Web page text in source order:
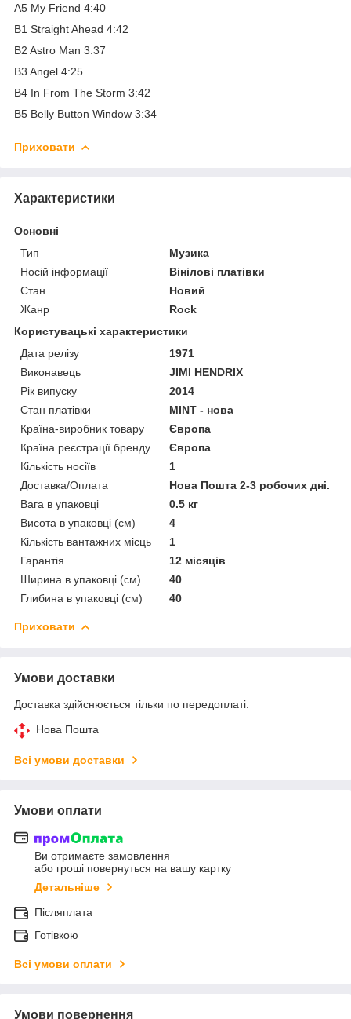
A5 My Friend 4:40
B1 Straight Ahead 4:42
B2 Astro Man 3:37
B3 Angel 4:25
B4 In From The Storm 3:42
B5 Belly Button Window 3:34
Приховати
Характеристики
Основні
Тип
Музика
Носій інформації
Вінілові платівки
Стан
Новий
Жанр
Rock
Користувацькі характеристики
Дата релізу
1971
Виконавець
JIMI HENDRIX
Рік випуску
2014
Стан платівки
MINT - нова
Країна-виробник товару
Європа
Країна реєстрації бренду
Європа
Кількість носіїв
1
Доставка/Оплата
Нова Пошта 2-3 робочих дні.
Вага в упаковці
0.5 кг
Висота в упаковці (см)
4
Кількість вантажних місць
1
Гарантія
12 місяців
Ширина в упаковці (см)
40
Глибина в упаковці (см)
40
Приховати
Умови доставки
Доставка здійснюється тільки по передоплаті.
Нова Пошта
Всі умови доставки
Умови оплати
Ви отримаєте замовлення
або гроші повернуться на вашу картку
Детальніше
Післяплата
Готівкою
Всі умови оплати
Умови повернення